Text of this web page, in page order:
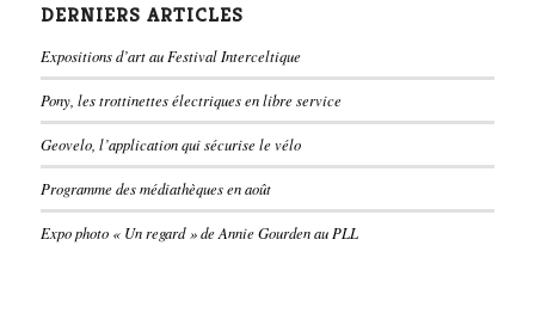
DERNIERS ARTICLES
Expositions d’art au Festival Interceltique
Pony, les trottinettes électriques en libre service
Geovelo, l’application qui sécurise le vélo
Programme des médiathèques en août
Expo photo « Un regard » de Annie Gourden au PLL